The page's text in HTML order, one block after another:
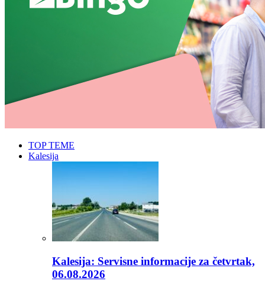
TOP TEME
Kalesija
Kalesija: Servisne informacije za četvrtak,
06.08.2026